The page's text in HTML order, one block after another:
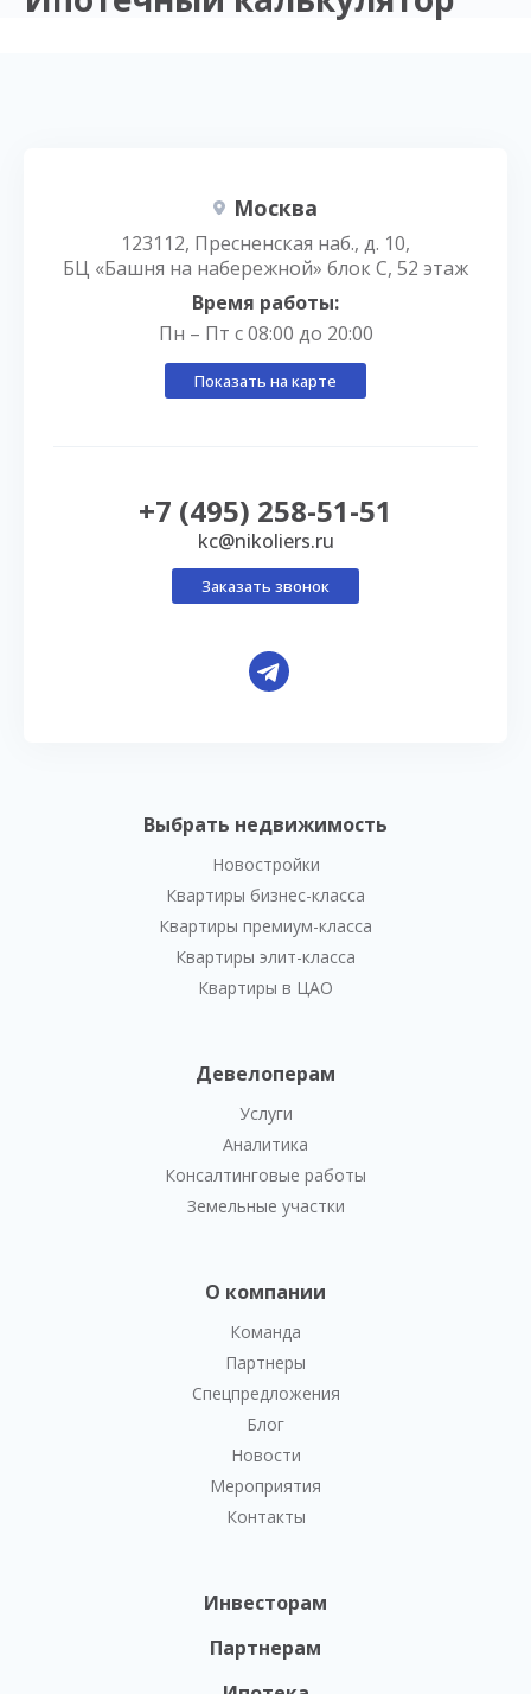
Выбрать недвижимость
Новостройки
Квартиры бизнес-класса
Квартиры премиум-класса
Квартиры элит-класса
Квартиры в ЦАО
Девелоперам
Услуги
Аналитика
Консалтинговые работы
Земельные участки
О компании
Команда
Партнеры
Спецпредложения
Блог
Новости
Мероприятия
Контакты
Инвесторам
Партнерам
Москва
123112, Пресненская наб., д. 10,
БЦ «Башня на набережной» блок С, 52 этаж
Время работы:
Пн – Пт с 08:00 до 20:00
Показать на карте
+7 (495) 258-51-51
kc@nikoliers.ru
Заказать звонок